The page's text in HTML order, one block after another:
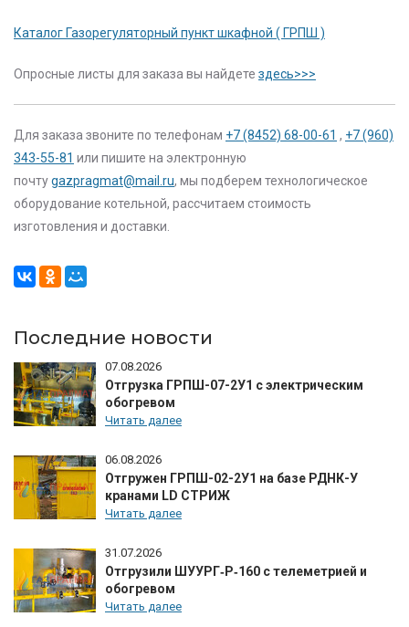
Каталог Газорегуляторный пункт шкафной ( ГРПШ )
Опросные листы для заказа вы найдете здесь>>>
Для заказа звоните по телефонам +7 (8452) 68-00-61 , +7 (960)
343-55-81 или пишите на электронную
почтуgazpragmat@mail.ru, мы подберем технологическое
оборудование котельной, рассчитаем стоимость
изготовления и доставки.
Последние новости
07.08.2026
Отгрузка ГРПШ-07-2У1 с электрическим
обогревом
Читать далее
06.08.2026
Отгружен ГРПШ-02-2У1 на базе РДНК-У
кранами LD СТРИЖ
Читать далее
31.07.2026
Отгрузили ШУУРГ‑Р‑160 с телеметрией и
обогревом
Читать далее